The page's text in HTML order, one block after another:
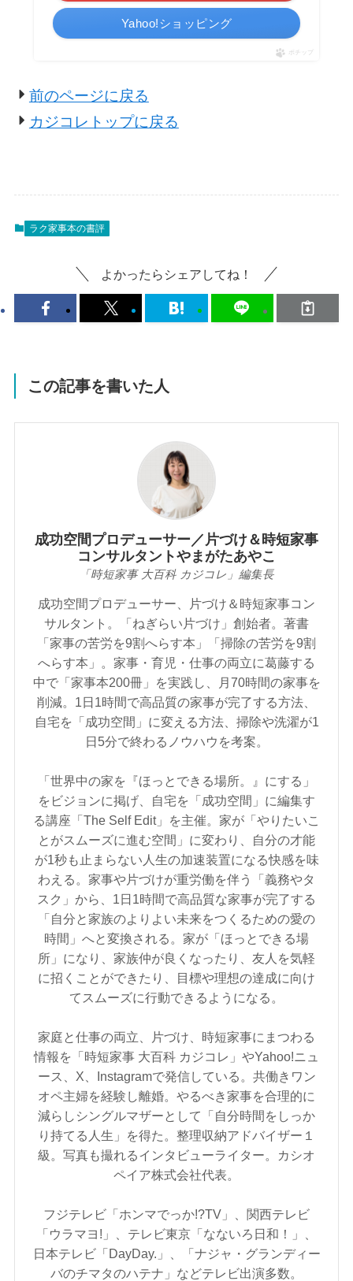
Yahoo!ショッピング
ポチップ
前のページに戻る
カジコレトップに戻る
ラク家事本の書評
よかったらシェアしてね！
この記事を書いた人
成功空間プロデューサー／片づけ＆時短家事
コンサルタントやまがたあやこ
「時短家事 大百科 カジコレ」編集長
成功空間プロデューサー、片づけ＆時短家事コン
サルタント。「ねぎらい片づけ」創始者。著書
「家事の苦労を9割へらす本」「掃除の苦労を9割
へらす本」。家事・育児・仕事の両立に葛藤する
中で「家事本200冊」を実践し、月70時間の家事を
削減。1日1時間で高品質の家事が完了する方法、
自宅を「成功空間」に変える方法、掃除や洗濯が1
日5分で終わるノウハウを考案。
「世界中の家を『ほっとできる場所。』にする」
をビジョンに掲げ、自宅を「成功空間」に編集す
る講座「The Self Edit」を主催。家が「やりたいこ
とがスムーズに進む空間」に変わり、自分の才能
が1秒も止まらない人生の加速装置になる快感を味
わえる。家事や片づけが重労働を伴う「義務やタ
スク」から、1日1時間で高品質な家事が完了する
「自分と家族のよりよい未来をつくるための愛の
時間」へと変換される。家が「ほっとできる場
所」になり、家族仲が良くなったり、友人を気軽
に招くことができたり、目標や理想の達成に向け
てスムーズに行動できるようになる。
家庭と仕事の両立、片づけ、時短家事にまつわる
情報を「時短家事 大百科 カジコレ」やYahoo!ニュ
ース、X、Instagramで発信している。共働きワン
オペ主婦を経験し離婚。やるべき家事を合理的に
減らしシングルマザーとして「自分時間をしっか
り持てる人生」を得た。整理収納アドバイザー１
級。写真も撮れるインタビューライター。カシオ
ペイア株式会社代表。
フジテレビ「ホンマでっか!?TV」、関西テレビ
「ウラマヨ!」、テレビ東京「なないろ日和！」、
日本テレビ「DayDay.」、「ナジャ・グランディー
バのチマタのハテナ」などテレビ出演多数。